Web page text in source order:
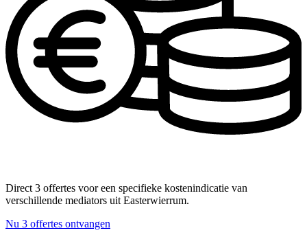
Direct 3 offertes voor een specifieke kostenindicatie van
verschillende mediators uit Easterwierrum.
Nu 3 offertes ontvangen